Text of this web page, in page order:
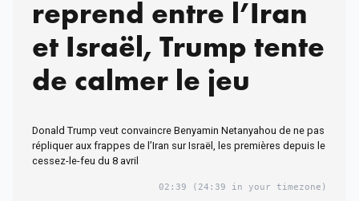
reprend entre l’Iran
et Israël, Trump tente
de calmer le jeu
Donald Trump veut convaincre Benyamin Netanyahou de ne pas
répliquer aux frappes de l’Iran sur Israël, les premières depuis le
cessez-le-feu du 8 avril
02:39 (24:39 in your timezone)